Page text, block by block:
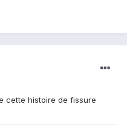
cette histoire de fissure